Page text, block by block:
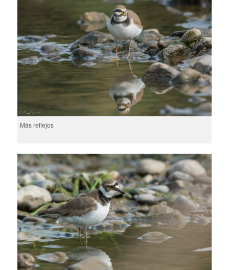
Más reflejos